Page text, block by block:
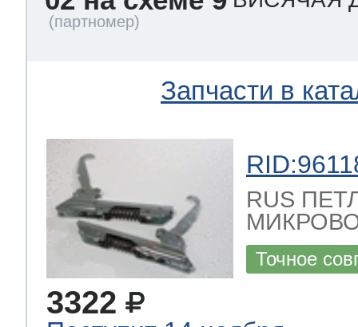
Запчасти в
RUS
Точное
3322